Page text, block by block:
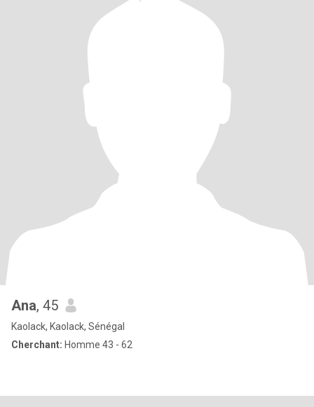
Ana, 45
Kaolack, Kaolack, Sénégal
Cherchant: Homme 43 - 62